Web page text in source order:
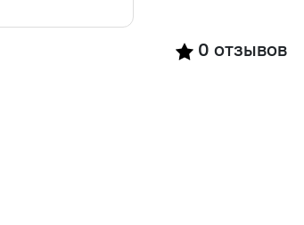
0 отзывов